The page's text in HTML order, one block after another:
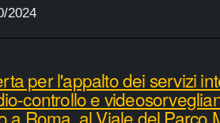
2024
per l'appalto dei servizi
controllo e
a Roma, al Viale del Parco